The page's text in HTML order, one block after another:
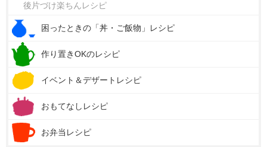
後片づけ楽ちんレシピ
困ったときの「丼・ご飯物」レシピ
作り置きOKのレシピ
イベント＆デザートレシピ
おもてなしレシピ
お弁当レシピ